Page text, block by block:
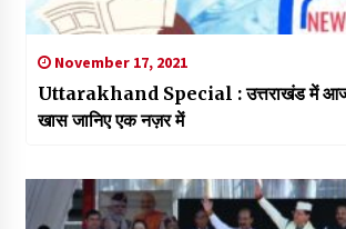
November 17, 2021
Uttarakhand Special : उत्तराखंड में आज
खास जानिए एक नज़र में